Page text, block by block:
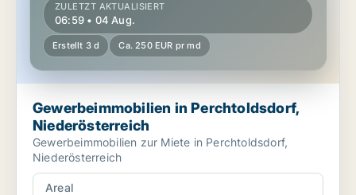
ZULETZT AKTUALISIERT
06:59 • 04 Aug.
Erstellt 3 d Ca. 250 EUR pr md
Gewerbeimmobilien in Perchtoldsdorf,
Niederösterreich
Gewerbeimmobilien zur Miete in Perchtoldsdorf,
Niederösterreich
Areal